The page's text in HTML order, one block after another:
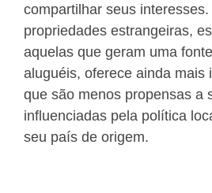
compartilhar seus
propriedades estrangeiras,
aquelas que geram uma
aluguéis, oferece ainda mais
que são menos propensas a
influenciadas pela política
seu país de origem.